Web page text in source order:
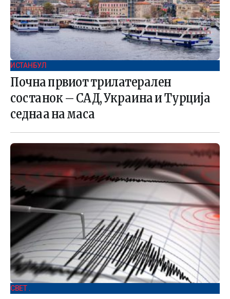
ИСТАНБУЛ
Почна првиот трилатерален
состанок – САД, Украина и Турција
седнаа на маса
СВЕТ .